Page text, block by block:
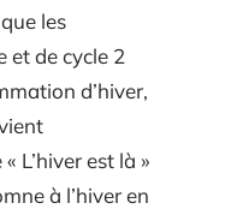
les
et de cycle 2
d’hiver,
L’hiver est là »
à l’hiver en